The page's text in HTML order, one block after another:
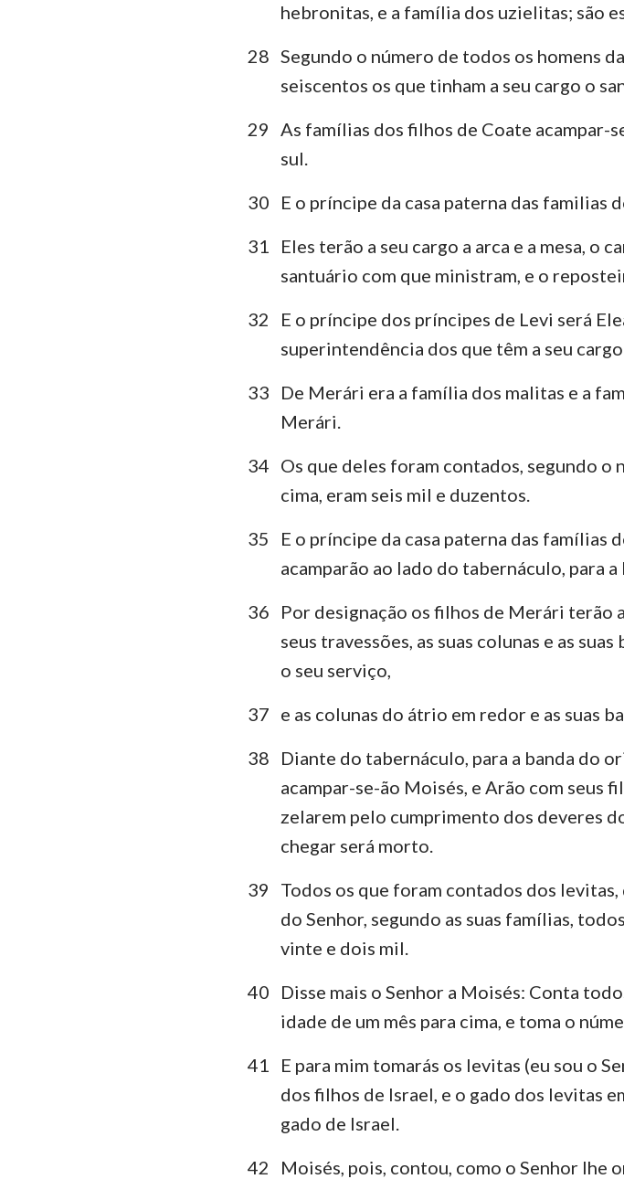
hebronitas, e a família dos uzielitas; são
28 Segundo o número de todos os homens
seiscentos os que tinham a seu cargo o
29 As famílias dos filhos de Coate acampar-
sul.
30
E o príncipe da casa paterna das familias
31
Eles terão a seu cargo a arca e a mesa, o
santuário com que ministram, e o
32
E o príncipe dos príncipes de Levi será
superintendência dos que têm a seu
33
De Merári era a família dos malitas e a
Merári.
34 Os que deles foram contados, segundo o
cima, eram seis mil e duzentos.
35
E o príncipe da casa paterna das
acamparão ao lado do tabernáculo, para
36
Por designação os filhos de Merári terão
seus travessões, as suas colunas e as
o seu serviço,
37 e as colunas do átrio em redor e as suas
38
Diante do tabernáculo, para a banda do
acampar-se-ão Moisés, e Arão com seus
zelarem pelo cumprimento dos deveres
chegar será morto.
39
Todos os que foram contados dos
do Senhor, segundo as suas famílias,
vinte e dois mil.
40
Disse mais o Senhor a Moisés: Conta
idade de um mês para cima, e toma o
41
E para mim tomarás os levitas (eu sou o
dos filhos de Israel, e o gado dos levitas
gado de Israel.
42
Moisés, pois, contou, como o Senhor lhe